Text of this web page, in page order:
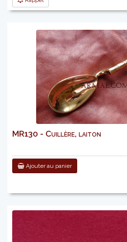
MR130 - Cuillère, laiton
Ajouter au panier